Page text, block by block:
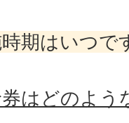
期はいつで
はどのよう